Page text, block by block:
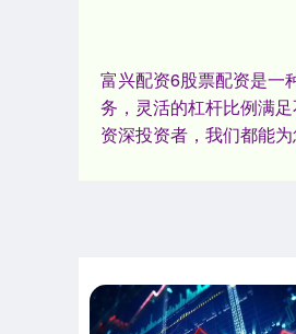
富兴配资6股票配资是一
务，灵活的杠杆比例满
资深投资者，我们都能